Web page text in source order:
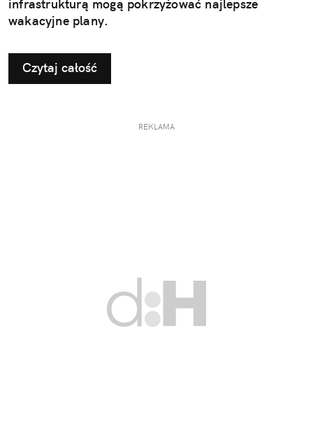
infrastrukturą mogą pokrzyżować najlepsze
wakacyjne plany.
Czytaj całość
REKLAMA